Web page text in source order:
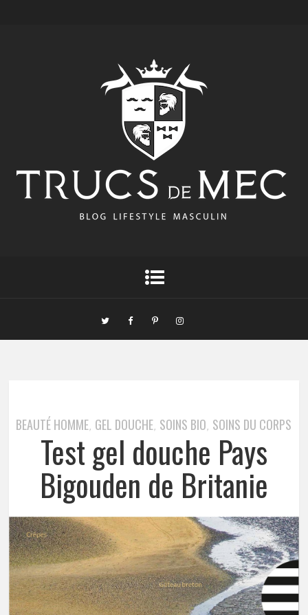
BEAUTÉ HOMME, GEL DOUCHE, SOINS BIO, SOINS DU CORPS
Test gel douche Pays
Bigouden de Britanie